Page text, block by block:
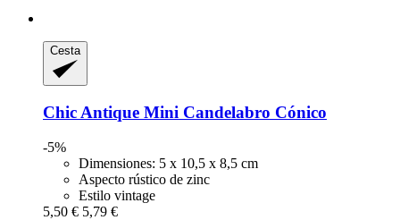
Cesta
Chic Antique Mini Candelabro Cónico
-5%
Dimensiones: 5 x 10,5 x 8,5 cm
Aspecto rústico de zinc
Estilo vintage
5,50 € 5,79 €